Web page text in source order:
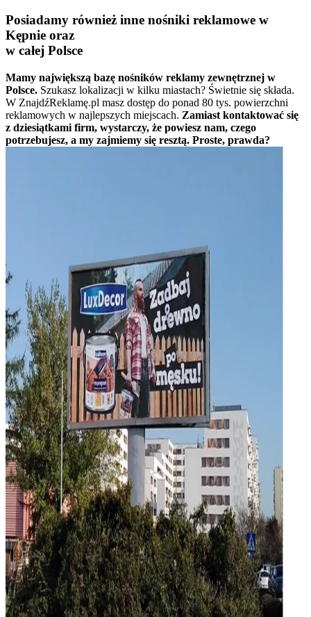
Posiadamy również inne nośniki reklamowe w
Kępnie oraz
w całej Polsce
Mamy największą bazę nośników reklamy zewnętrznej w
Polsce. Szukasz lokalizacji w kilku miastach? Świetnie się składa.
W ZnajdźReklamę.pl masz dostęp do ponad 80 tys. powierzchni
reklamowych w najlepszych miejscach. Zamiast kontaktować się
z dziesiątkami firm, wystarczy, że powiesz nam, czego
potrzebujesz, a my zajmiemy się resztą. Proste, prawda?